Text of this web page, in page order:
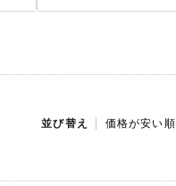
並び替え 価格が安い順